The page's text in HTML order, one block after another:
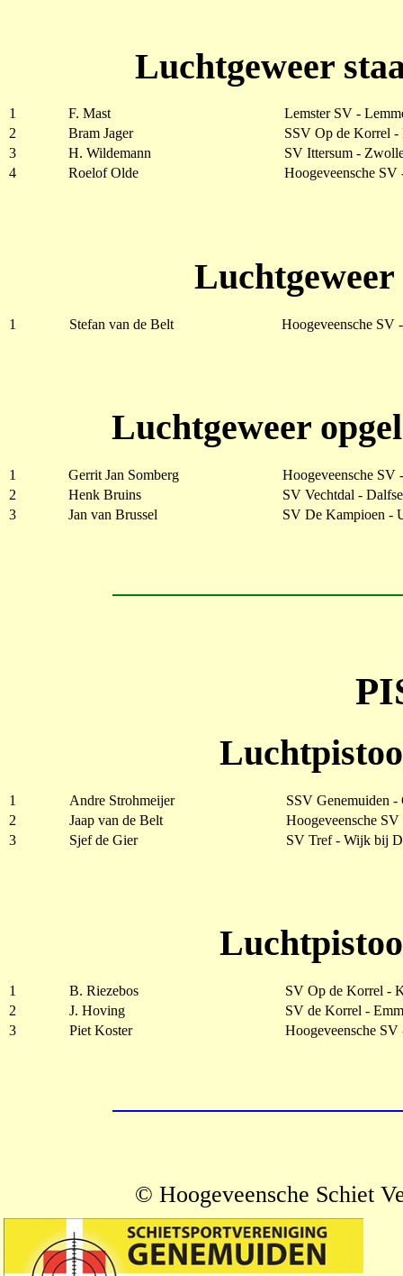
Luchtgeweer
1 F. Mast
Lemster SV -
2
Bram Jager
SSV Op de Korrel -
3
H. Wildemann
SV Ittersum -
4
Roelof Olde Hoogeveensche SV
1 Stefan van de Belt Hoogeveensche SV
Luchtgeweer
1 Gerrit Jan Somberg
Hoogeveensche SV
2
Henk Bruins
SV Vechtdal -
3
Jan van Brussel SV De Kampioen -
1 Andre Strohmeijer
SSV Genemuiden -
2
Jaap van de Belt
Hoogeveensche
3
Sjef de Gier SV Tref - Wijk bij
1 B. Riezebos
SV Op de Korrel -
2
J. Hoving
SV de Korrel -
3
Piet Koster Hoogeveensche SV
© Hoogeveensche Schiet